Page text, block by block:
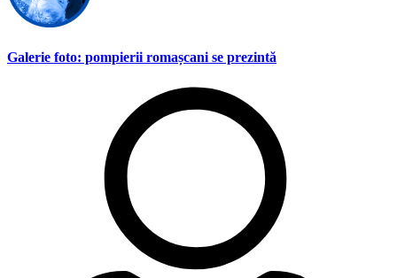
Galerie foto: pompierii romașcani se prezintă